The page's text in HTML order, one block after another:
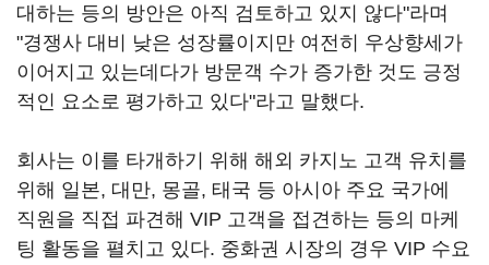
대하는 등의 방안은 아직 검토하고 있지 않다"라며
"경쟁사 대비 낮은 성장률이지만 여전히 우상향세가
이어지고 있는데다가 방문객 수가 증가한 것도 긍정
적인 요소로 평가하고 있다"라고 말했다.
회사는 이를 타개하기 위해 해외 카지노 고객 유치를
위해 일본, 대만, 몽골, 태국 등 아시아 주요 국가에
직원을 직접 파견해 VIP 고객을 접견하는 등의 마케
팅 활동을 펼치고 있다. 중화권 시장의 경우 VIP 수요